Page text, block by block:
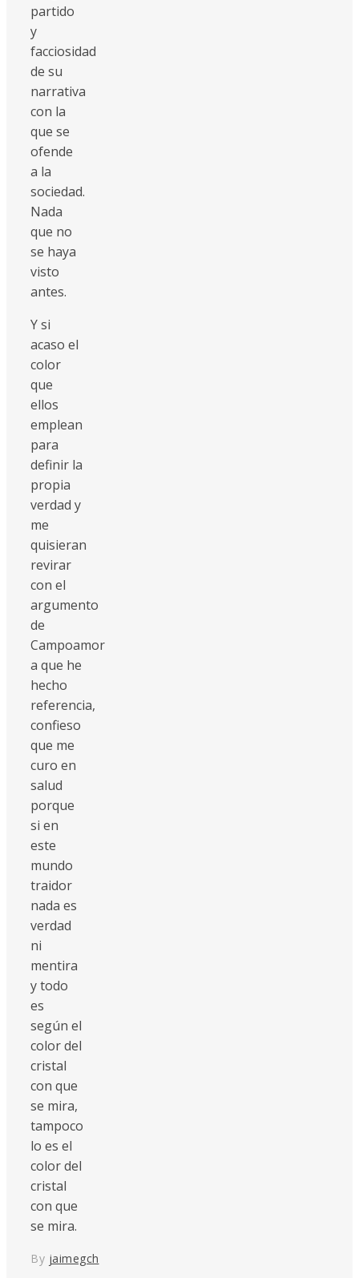
partido
y
facciosidad
de su
narrativa
con la
que se
ofende
a la
sociedad.
Nada
que no
se haya
visto
antes.
Y si
acaso el
color
que
ellos
emplean
para
definir la
propia
verdad y
me
quisieran
revirar
con el
argumento
de
Campoamor
a que he
hecho
referencia,
confieso
que me
curo en
salud
porque
si en
este
mundo
traidor
nada es
verdad
ni
mentira
y todo
es
según el
color del
cristal
con que
se mira,
tampoco
lo es el
color del
cristal
con que
se mira.
By jaimegch